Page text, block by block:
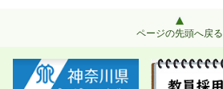
ページの先頭へ戻る